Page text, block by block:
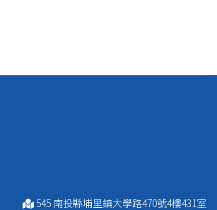
545 南投縣埔里鎮大學路470號4樓431室